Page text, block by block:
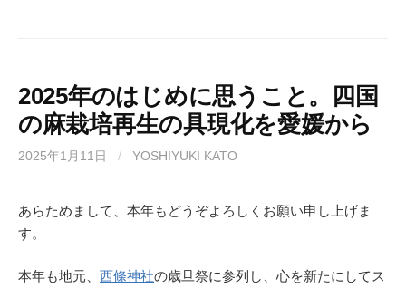
b
o
o
d
o
n
2025年のはじめに思うこと。四国
の麻栽培再生の具現化を愛媛から
2025年1月11日 / YOSHIYUKI KATO
あらためまして、本年もどうぞよろしくお願い申し上げま
す。
本年も地元、 西條神社の歳旦祭に参列し、心を新たにしてス